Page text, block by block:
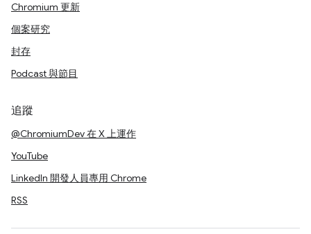
Chromium 更新
個案研究
封存
Podcast 與節目
追蹤
@ChromiumDev 在 X 上運作
YouTube
LinkedIn 開發人員專用 Chrome
RSS